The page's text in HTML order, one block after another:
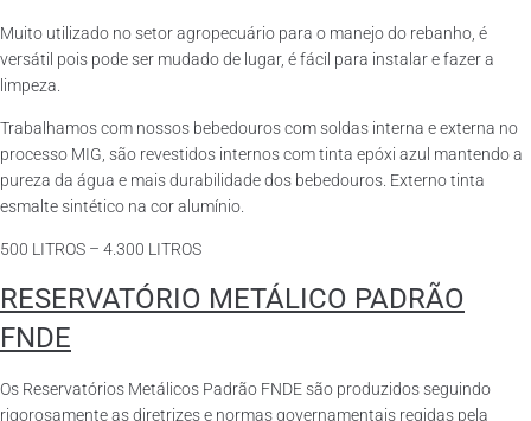
Muito utilizado no setor agropecuário para o manejo do rebanho, é
versátil pois pode ser mudado de lugar, é fácil para instalar e fazer a
limpeza.
Trabalhamos com nossos bebedouros com soldas interna e externa no
processo MIG, são revestidos internos com tinta epóxi azul mantendo a
pureza da água e mais durabilidade dos bebedouros. Externo tinta
esmalte sintético na cor alumínio.
500 LITROS – 4.300 LITROS
RESERVATÓRIO METÁLICO PADRÃO
FNDE
Os Reservatórios Metálicos Padrão FNDE são produzidos seguindo
rigorosamente as diretrizes e normas governamentais regidas pela